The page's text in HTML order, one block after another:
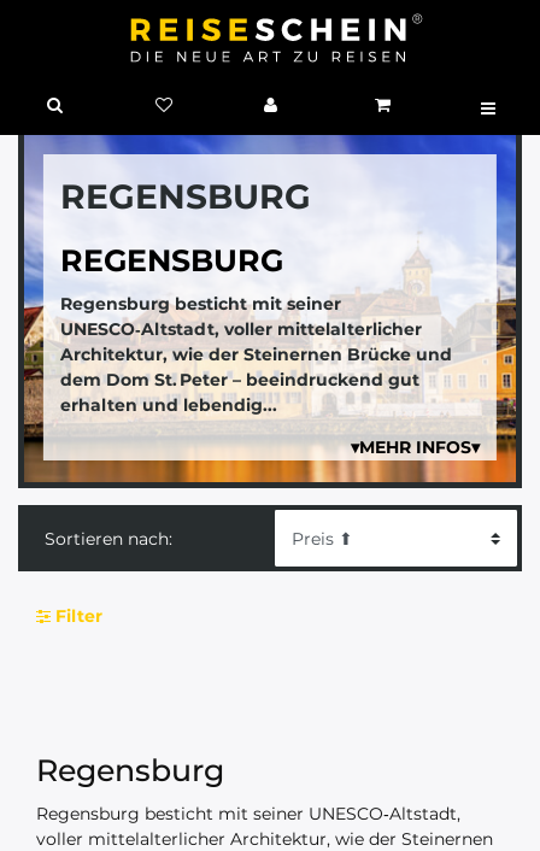
REGENSBURG
REGENSBURG
Regensburg besticht mit seiner
UNESCO‑Altstadt, voller mittelalterlicher
Architektur, wie derSteinernen Brückeund
demDom St. Peter– beeindruckend gut
erhalten und lebendig...
▾MEHR INFOS▾
Sortieren nach:
Filter
Regensburg
Regensburg besticht mit seiner UNESCO‑Altstadt,
voller mittelalterlicher Architektur, wie der Steinernen